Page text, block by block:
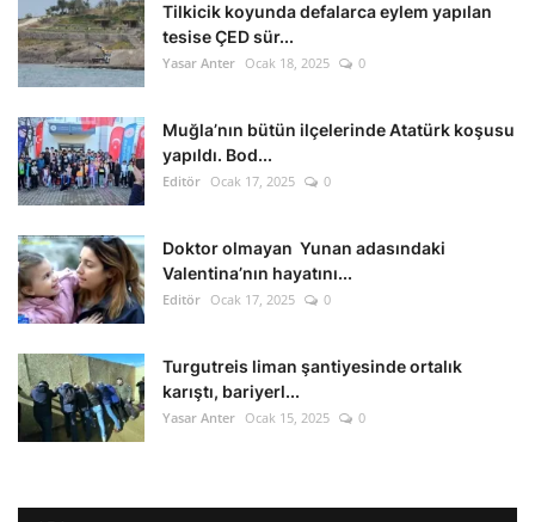
Tilkicik koyunda defalarca eylem yapılan
tesise ÇED sür...
Yasar Anter Ocak 18, 2025 0
Muğla’nın bütün ilçelerinde Atatürk koşusu
yapıldı. Bod...
Editör Ocak 17, 2025 0
Doktor olmayan Yunan adasındaki
Valentina’nın hayatını...
Editör Ocak 17, 2025 0
Turgutreis liman şantiyesinde ortalık
karıştı, bariyerl...
Yasar Anter Ocak 15, 2025 0